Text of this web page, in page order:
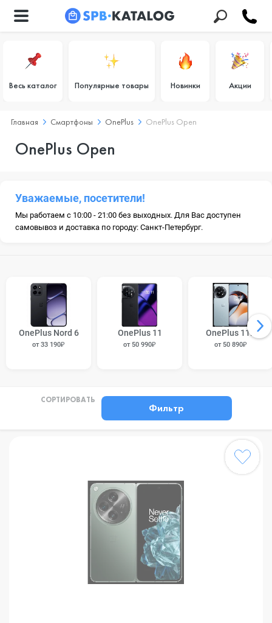
Весь каталог Популярные товары Новинки Акции
Главная Смартфоны OnePlus OnePlus Open
OnePlus Open
Уважаемые, посетители!
Мы работаем с 10:00 - 21:00 без выходных. Для Вас доступен
самовывоз и доставка по городу: Санкт-Петербург.
OnePlus Nord 6
от 33 190₽
OnePlus 11
от 50 990₽
OnePlus 11R
от 50 890₽
СОРТИРОВАТЬ
Фильтр